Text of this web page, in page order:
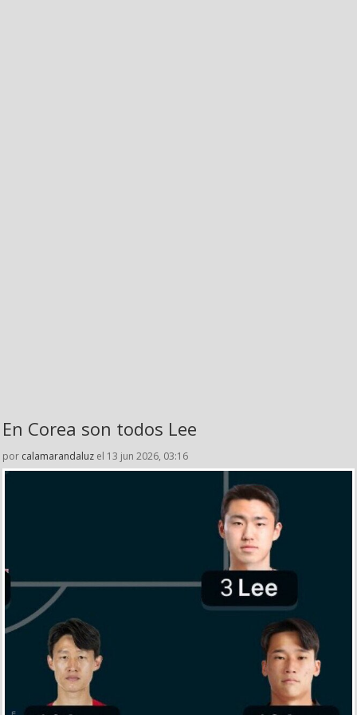
En Corea son todos Lee
por calamarandaluz el 13 jun 2026, 03:16